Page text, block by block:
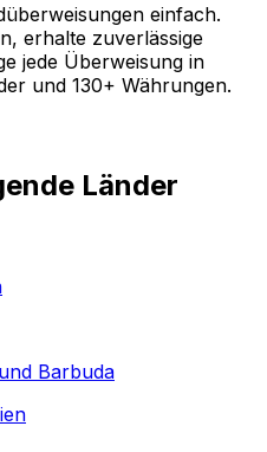
einfach.
erhalte zuverlässige
jede Überweisung in
und 130+ Währungen.
Länder
Barbuda